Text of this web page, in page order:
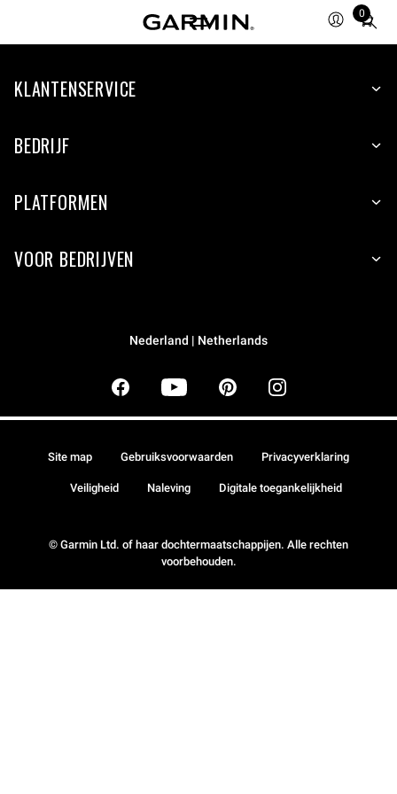
0
Total
items
cart:
KLANTENSERVICE
BEDRIJF
PLATFORMEN
VOOR BEDRIJVEN
Nederland | Netherlands
© Garmin Ltd. of haar dochtermaatschappijen. Alle rechten
voorbehouden.
Site map Gebruiksvoorwaarden Privacyverklaring
Veiligheid Naleving Digitale toegankelijkheid